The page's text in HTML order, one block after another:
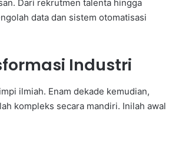
Dari rekrutmen talenta hingga
data dan sistem otomatisasi
Industri
ilmiah. Enam dekade kemudian,
kompleks secara mandiri. Inilah awal